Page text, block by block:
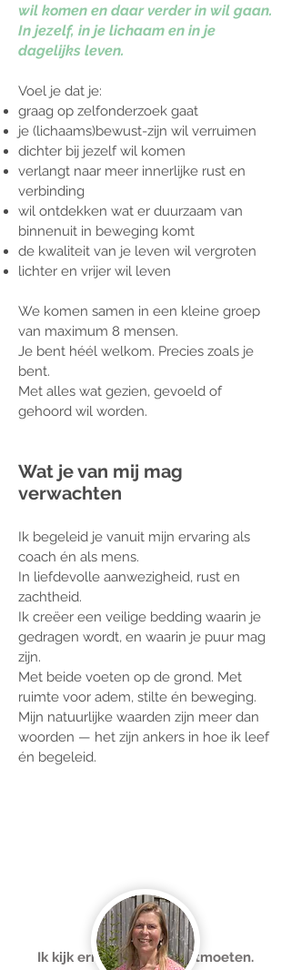
wil komen en daar verder in wil gaan.
In jezelf, in je lichaam en in je
dagelijks leven.
Voel je dat je:
graag op zelfonderzoek gaat
je (lichaams)bewust-zijn wil verruimen
dichter bij jezelf wil komen
verlangt naar meer innerlijke rust en
verbinding
wil ontdekken wat er duurzaam van
binnenuit in beweging komt
de kwaliteit van je leven wil vergroten
lichter en vrijer wil leven
We komen samen in een kleine groep
van maximum 8 mensen.
Je bent héél welkom. Precies zoals je
bent.
Met alles wat gezien, gevoeld of
gehoord wil worden.
Wat je van mij mag
verwachten
Ik begeleid je vanuit mijn ervaring als
coach én als mens.
In liefdevolle aanwezigheid, rust en
zachtheid.
Ik creëer een veilige bedding waarin je
gedragen wordt, en waarin je puur mag
zijn.
Met beide voeten op de grond. Met
ruimte voor adem, stilte én beweging.
Mijn natuurlijke waarden zijn meer dan
woorden — het zijn ankers in hoe ik leef
én begeleid.
Ik kijk ernaar uit je te ontmoeten.